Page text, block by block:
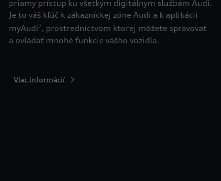
priamy prístup ku všetkým digitálnym službám Audi.
Je to váš kľúč k zákazníckej zóne Audi a k aplikácii
myAudi 7 , prostredníctvom ktorej môžete spravovať
a ovládať mnohé funkcie vášho vozidla.
Viac informácií